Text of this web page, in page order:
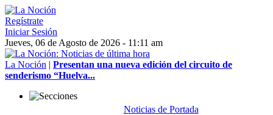
Regístrate
Iniciar Sesión
Jueves, 06 de Agosto de 2026 - 11:11 am
La Noción | Presentan una nueva edición del circuito de
senderismo “Huelva...
Noticias de Portada